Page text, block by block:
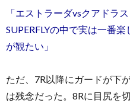
「エストラーダvsクアドラ
SUPERFLYの中で実は一番
が観たい」
ただ、7R以降にガードが下
は残念だった。8Rに目尻を